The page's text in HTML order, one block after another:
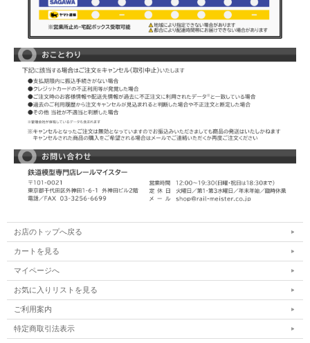
お店のトップへ戻る
カートを見る
マイページへ
お気に入りリストを見る
ご利用案内
特定商取引法表示